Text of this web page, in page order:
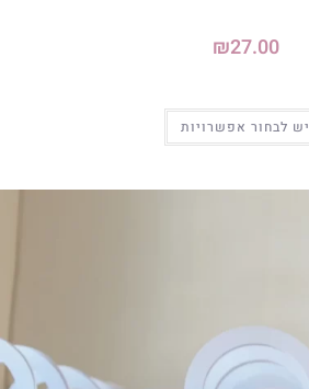
₪27.00
יש לבחור אפשרויות